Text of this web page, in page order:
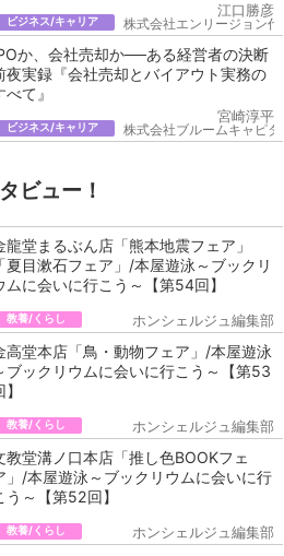
ビジネス/キャリア
江口勝彦
株式会社エンリージョン代
か、会社売却か──ある経営者の決断
夜実録『会社売却とバイアウト実務の
べて』
ビジネス/キャリア
宮崎淳平
株式会社ブルームキャピ
ビュー！
龍堂まるぶん店「熊本地震フェア」
「夏目漱石フェア」/本屋遊泳～ブックリ
ムに会いに行こう～【第54回】
教養/くらし ホンシェルジュ編集部
高堂本店「鳥・動物フェア」/本屋遊泳
ブックリウムに会いに行こう～【第53
教養/くらし ホンシェルジュ編集部
教堂溝ノ口本店「推し色BOOKフェ
」/本屋遊泳～ブックリウムに会いに行
う～【第52回】
教養/くらし ホンシェルジュ編集部